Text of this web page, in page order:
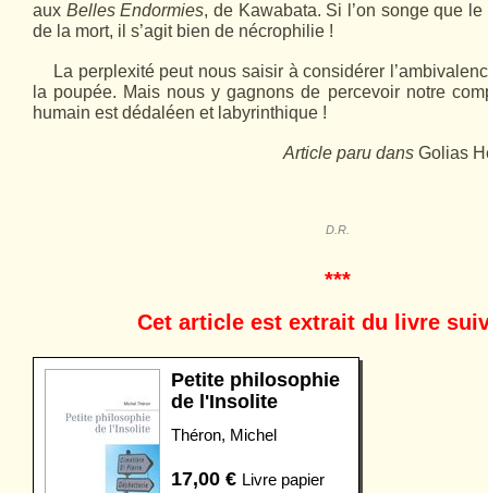
aux Belles Endormies, de Kawabata. Si l’on songe que le
de la mort, il s’agit bien de nécrophilie !
La perplexité peut nous saisir à considérer
la poupée. Mais nous y gagnons de percevoir notre
humain est dédaléen et labyrinthique !
Article paru dans Golias
D.R.
***
Cet article est extrait du livre
Petite philosophie
de l'Insolite
Théron, Michel
17,00 € Livre papier